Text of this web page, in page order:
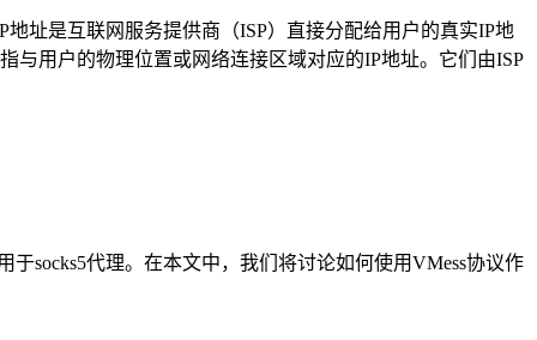
址是互联网服务提供商（ISP）直接分配给用户的真实IP地
与用户的物理位置或网络连接区域对应的IP地址。它们由ISP
socks5代理。在本文中，我们将讨论如何使用VMess协议作